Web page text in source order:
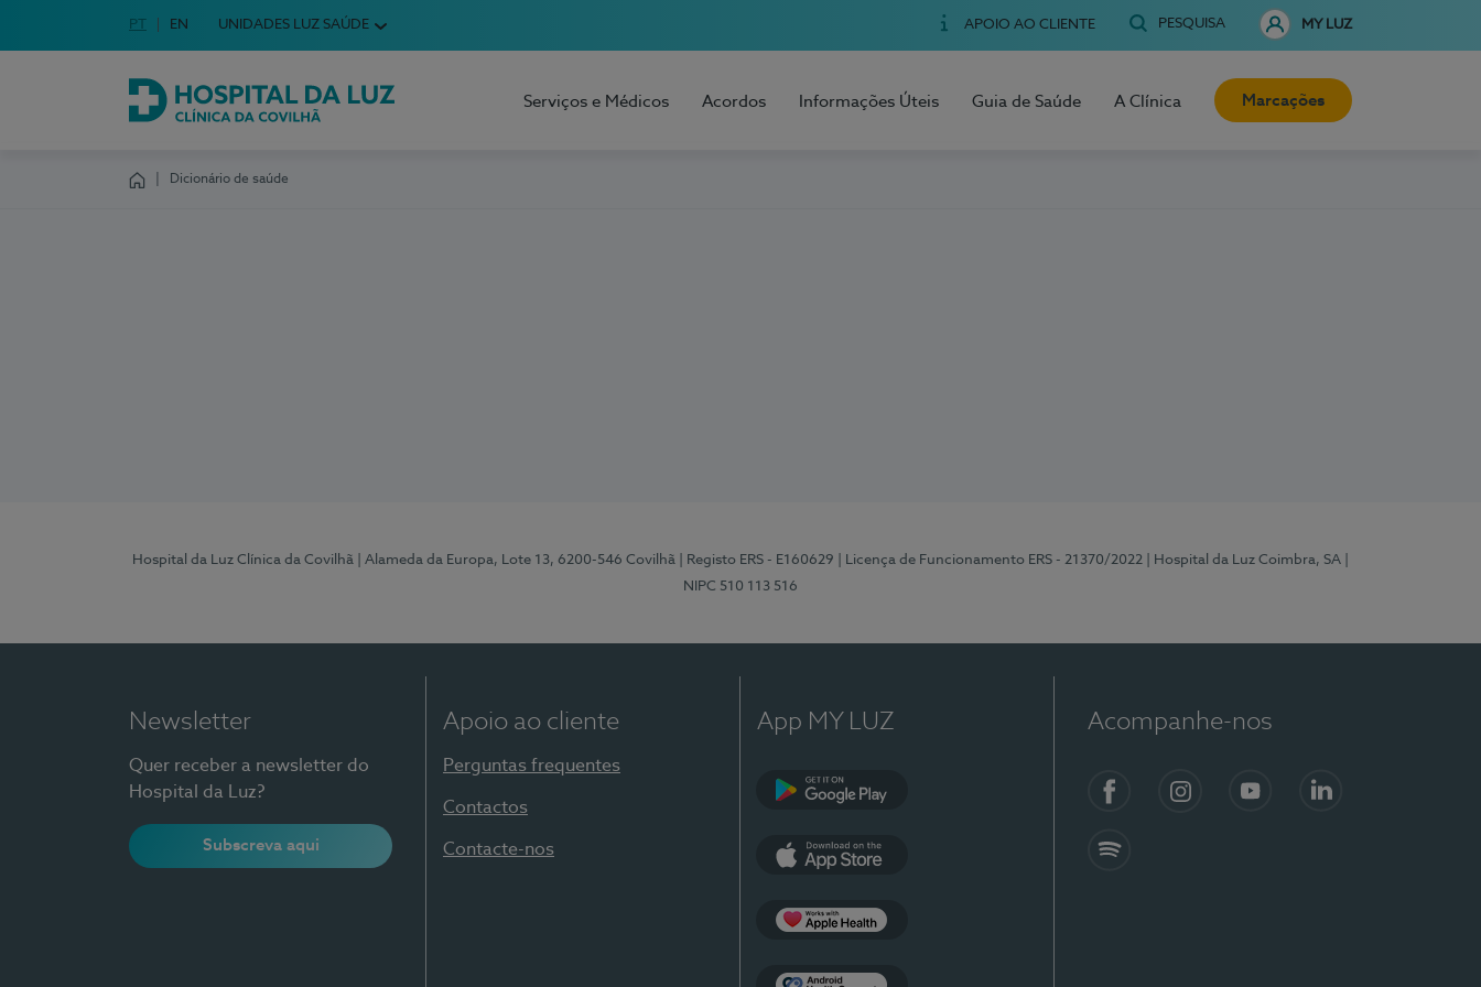
Escolha o seu idioma
Idioma em Português
PT English Language
EN UNIDADES LUZ SAÚDE APOIO AO CLIENTE PESQUISA MY LUZ
Hospital da Luz Clínica da Covilhã
Serviços e Médicos Acordos Informações Úteis Guia de Saúde A Clínica Marcações
Dicionário de saúde
Hospital da Luz Clínica da Covilhã | Alameda da Europa, Lote 13, 6200-546 Covilhã | Registo ERS - E160629 | Licença de Funcionamento ERS - 21370/2022 | Hospital da Luz Coimbra, SA
NIPC 510 113 516
Newsletter
Quer receber a newsletter do
Hospital da Luz?
Subscreva aqui
Apoio ao cliente
Perguntas frequentes
Contactos
Contacte-nos
App MY LUZ Acompanhe-nos